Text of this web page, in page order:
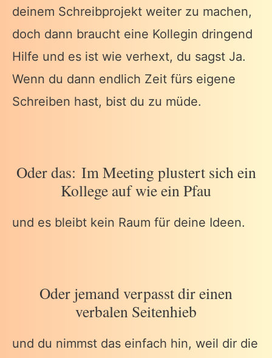
deinem Schreibprojekt weiter zu machen,
doch dann braucht eine Kollegin dringend
Hilfe und es ist wie verhext, du sagst Ja.
Wenn du dann endlich Zeit fürs eigene
Schreiben hast, bist du zu müde.
Oder das: Im Meeting plustert sich ein
Kollege auf wie ein Pfau
und es bleibt kein Raum für deine Ideen.
Oder jemand verpasst dir einen
verbalen Seitenhieb
und du nimmst das einfach hin, weil dir die